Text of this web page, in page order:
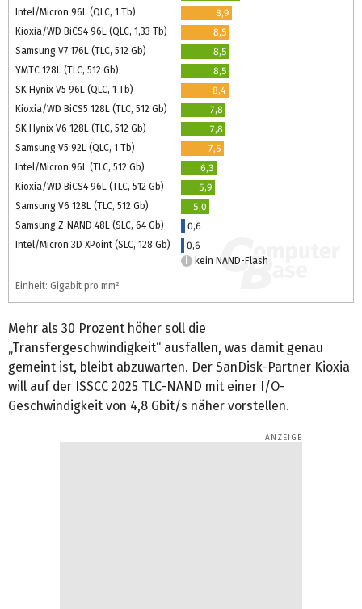
Intel/Micron 96L (QLC, 1 Tb)
8,9
Kioxia/WD BiCS4 96L (QLC, 1,33 Tb)
8,5
Samsung V7 176L (TLC, 512 Gb)
8,5
YMTC 128L (TLC, 512 Gb)
8,5
SK Hynix V5 96L (QLC, 1 Tb)
8,4
Kioxia/WD BiCS5 128L (TLC, 512 Gb)
7,8
SK Hynix V6 128L (TLC, 512 Gb)
7,8
Samsung V5 92L (QLC, 1 Tb)
7,5
Intel/Micron 96L (TLC, 512 Gb)
6,3
Kioxia/WD BiCS4 96L (TLC, 512 Gb)
5,9
Samsung V6 128L (TLC, 512 Gb)
5,0
Samsung Z-NAND 48L (SLC, 64 Gb)
0,6
Intel/Micron 3D XPoint (SLC, 128 Gb)
0,6
kein NAND-Flash
Einheit: Gigabit pro mm²
Mehr als 30 Prozent höher soll die
„Transfergeschwindigkeit“ ausfallen, was damit genau
gemeint ist, bleibt abzuwarten. Der SanDisk-Partner Kioxia
will auf der ISSCC 2025 TLC-NAND mit einer I/O-
Geschwindigkeit von 4,8 Gbit/s näher vorstellen.